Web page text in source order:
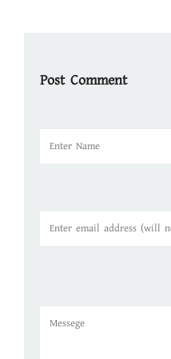
Post Comment